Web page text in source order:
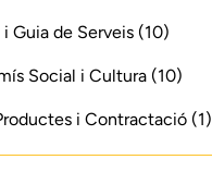
Guia de Serveis (10)
Social i Cultura (10)
i Contractació (1)